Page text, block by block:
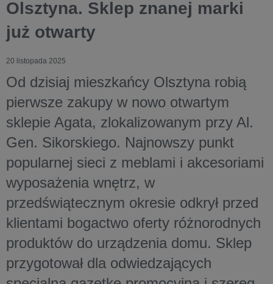
Olsztyna. Sklep znanej marki
już otwarty
20 listopada 2025
Od dzisiaj mieszkańcy Olsztyna robią
pierwsze zakupy w nowo otwartym
sklepie Agata, zlokalizowanym przy Al.
Gen. Sikorskiego. Najnowszy punkt
popularnej sieci z meblami i akcesoriami
wyposażenia wnętrz, w
przedświątecznym okresie odkrył przed
klientami bogactwo oferty różnorodnych
produktów do urządzenia domu. Sklep
przygotował dla odwiedzających